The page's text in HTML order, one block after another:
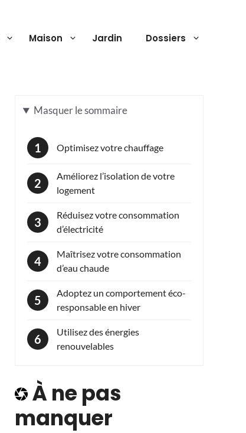
Maison Jardin Dossiers
Masquerle sommaire
Optimisez votre chauffage
Améliorez l’isolation de votre
logement
Réduisez votre consommation
d’électricité
Maîtrisez votre consommation
d’eau chaude
Adoptez un comportement éco-
responsable en hiver
Utilisez des énergies
renouvelables
À ne pas
manquer